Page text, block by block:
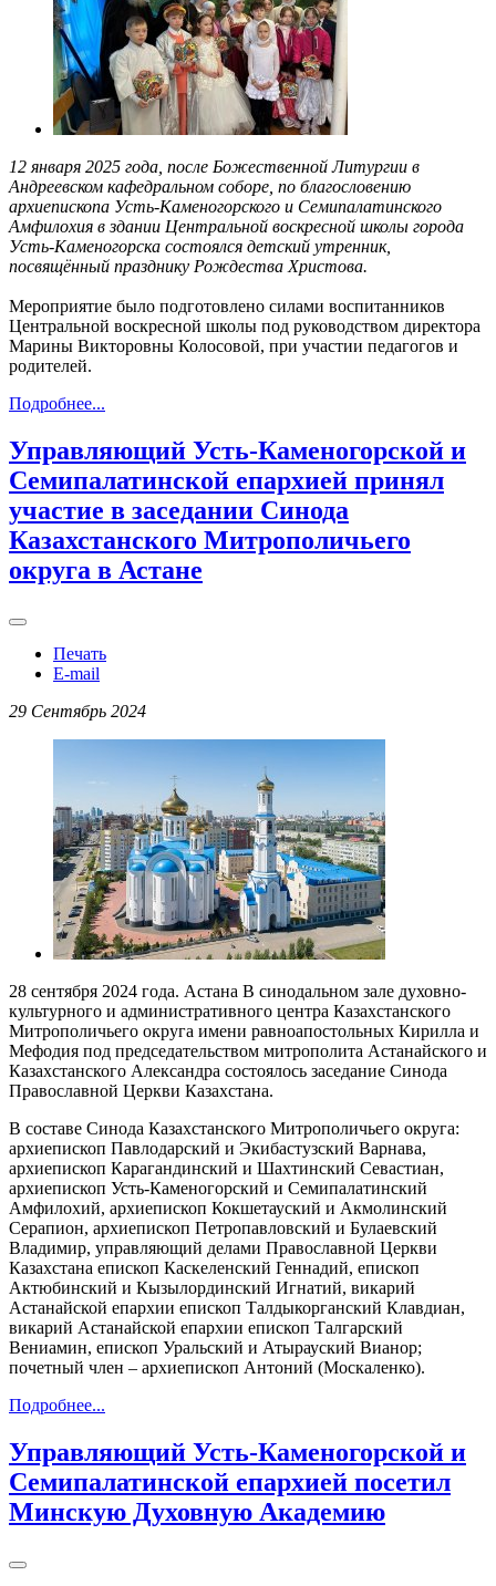
12 января 2025 года, после Божественной Литургии в
Андреевском кафедральном соборе, по благословению
архиепископа Усть-Каменогорского и Семипалатинского
Амфилохия в здании Центральной воскресной школы города
Усть-Каменогорска состоялся детский утренник,
посвящённый празднику Рождества Христова.
Мероприятие было подготовлено силами воспитанников
Центральной воскресной школы под руководством директора
Марины Викторовны Колосовой, при участии педагогов и
родителей.
Подробнее...
Управляющий Усть-Каменогорской и
Семипалатинской епархией принял
участие в заседании Синода
Казахстанского Митрополичьего
округа в Астане
Печать
E-mail
29 Сентябрь 2024
28 сентября 2024 года. Астана В синодальном зале духовно-
культурного и административного центра Казахстанского
Митрополичьего округа имени равноапостольных Кирилла и
Мефодия под председательством митрополита Астанайского и
Казахстанского Александра состоялось заседание Синода
Православной Церкви Казахстана.
В составе Синода Казахстанского Митрополичьего округа:
архиепископ Павлодарский и Экибастузский Варнава,
архиепископ Карагандинский и Шахтинский Севастиан,
архиепископ Усть-Каменогорский и Семипалатинский
Амфилохий, архиепископ Кокшетауский и Акмолинский
Серапион, архиепископ Петропавловский и Булаевский
Владимир, управляющий делами Православной Церкви
Казахстана епископ Каскеленский Геннадий, епископ
Актюбинский и Кызылординский Игнатий, викарий
Астанайской епархии епископ Талдыкорганский Клавдиан,
викарий Астанайской епархии епископ Талгарский
Вениамин, епископ Уральский и Атырауский Вианор;
почетный член – архиепископ Антоний (Москаленко).
Подробнее...
Управляющий Усть-Каменогорской и
Семипалатинской епархией посетил
Минскую Духовную Академию